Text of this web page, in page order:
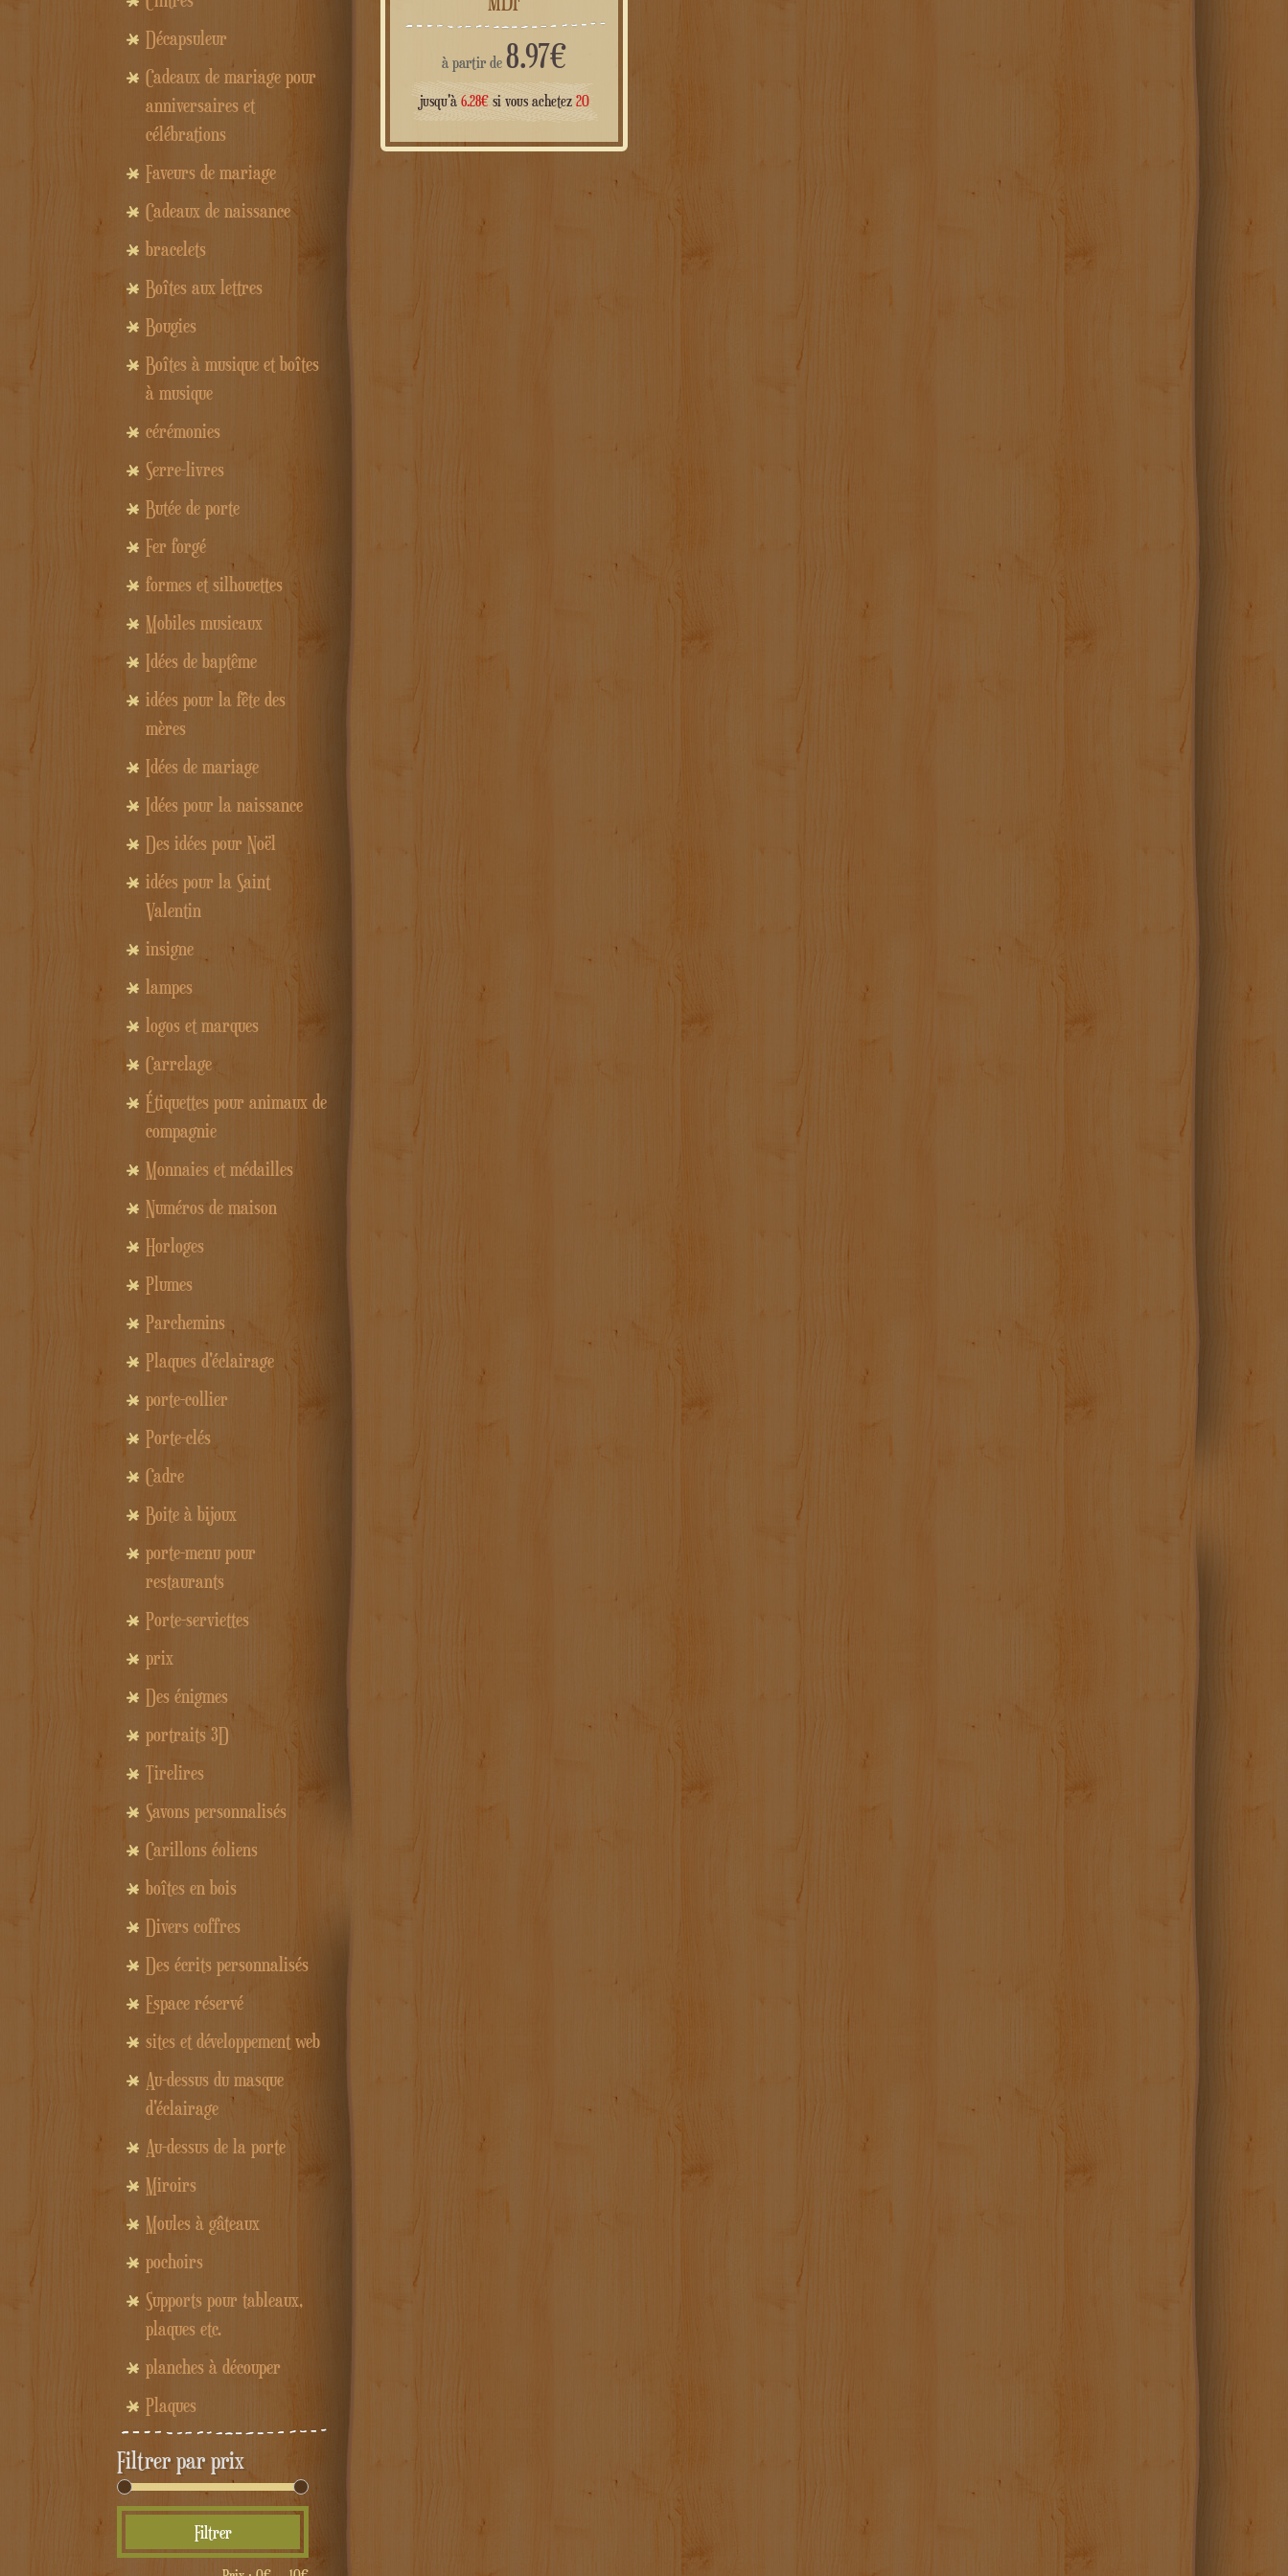
à partir de8.97€
jusqu'à 6.28€si vous achetez 20
Décapsuleur
Cadeaux de mariage pour
anniversaires et
célébrations
Faveurs de mariage
Cadeaux de naissance
bracelets
Boîtes aux lettres
Bougies
Boîtes à musique et boîtes
à musique
cérémonies
Serre-livres
Butée de porte
Fer forgé
formes et silhouettes
Mobiles musicaux
Idées de baptême
idées pour la fête des
mères
Idées de mariage
Idées pour la naissance
Des idées pour Noël
idées pour la Saint
Valentin
insigne
lampes
logos et marques
Carrelage
Étiquettes pour animaux de
compagnie
Monnaies et médailles
Numéros de maison
Horloges
Plumes
Parchemins
Plaques d'éclairage
porte-collier
Porte-clés
Cadre
Boite à bijoux
porte-menu pour
restaurants
Porte-serviettes
prix
Des énigmes
portraits 3D
Tirelires
Savons personnalisés
Carillons éoliens
boîtes en bois
Divers coffres
Des écrits personnalisés
Espace réservé
sites et développement web
Au-dessus du masque
d'éclairage
Au-dessus de la porte
Miroirs
Moules à gâteaux
pochoirs
Supports pour tableaux,
plaques etc.
planches à découper
Plaques
Filtrer par prix
min
max
Filtrer